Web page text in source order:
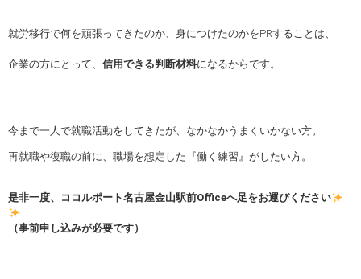
就労移行で何を頑張ってきたのか、身につけたのかをPRすることは、
企業の方にとって、 信用できる判断材料になるからです。
今まで一人で就職活動をしてきたが、なかなかうまくいかない方。
再就職や復職の前に、職場を想定した『働く練習』がしたい方。
是非一度、ココルポート名古屋金山駅前Officeへ足をお運びください
（事前申し込みが必要です）